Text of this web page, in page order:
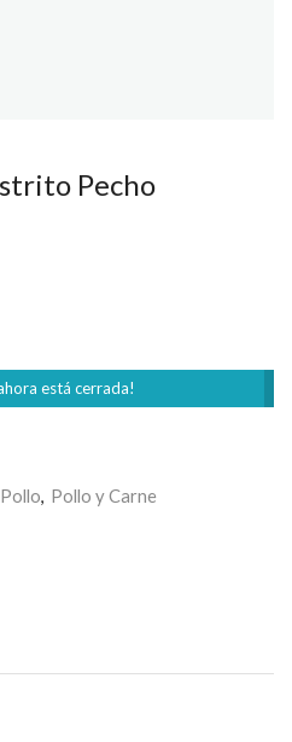
Pecho
está cerrada!
Pollo Pollo y Carne